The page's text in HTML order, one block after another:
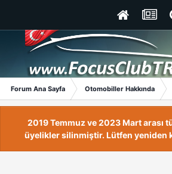
Forum Ana Sayfa Otomobiller Hakkında
2019 Temmuz ve 2023 Mart arası
üyelikler silinmiştir. Lütfen yeniden